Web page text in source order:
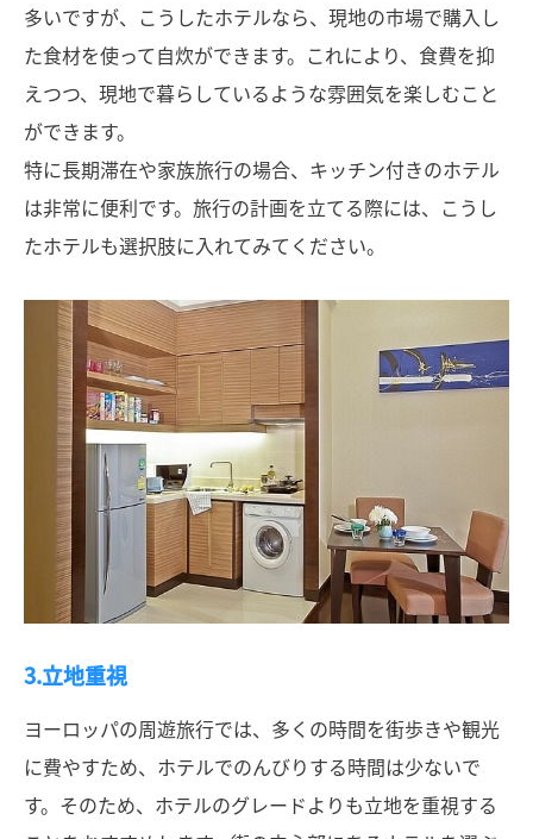
多いですが、こうしたホテルなら、現地の市場で購入し
た食材を使って自炊ができます。これにより、食費を抑
えつつ、現地で暮らしているような雰囲気を楽しむこと
ができます。
特に長期滞在や家族旅行の場合、キッチン付きのホテル
は非常に便利です。旅行の計画を立てる際には、こうし
たホテルも選択肢に入れてみてください。
3.立地重視
ヨーロッパの周遊旅行では、多くの時間を街歩きや観光
に費やすため、ホテルでのんびりする時間は少ないで
す。そのため、ホテルのグレードよりも立地を重視する